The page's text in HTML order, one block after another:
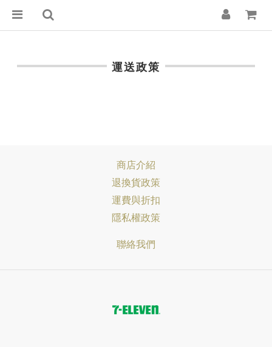
運送政策
商店介紹
退換貨政策
運費與折扣
隱私權政策
聯絡我們